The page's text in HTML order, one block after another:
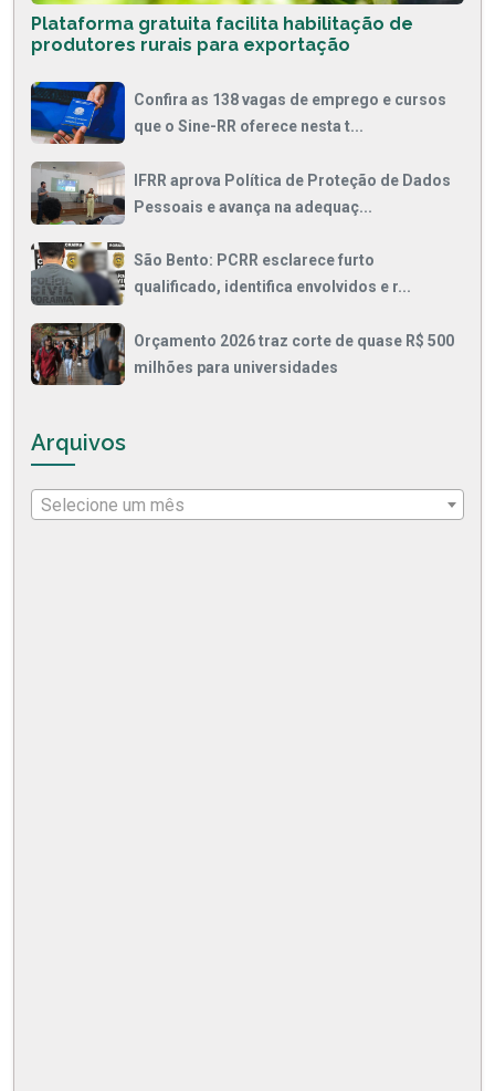
Plataforma gratuita facilita habilitação de
produtores rurais para exportação
Confira as 138 vagas de emprego e cursos
que o Sine-RR oferece nesta t...
IFRR aprova Política de Proteção de Dados
Pessoais e avança na adequaç...
São Bento: PCRR esclarece furto
qualificado, identifica envolvidos e r...
Orçamento 2026 traz corte de quase R$ 500
milhões para universidades
Arquivos
Selecione um mês